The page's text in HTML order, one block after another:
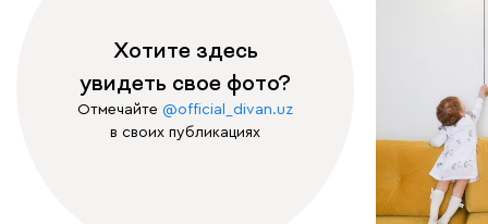
Хотите здесь
увидеть свое фото?
Отмечайте @official_divan.uz
в своих публикациях